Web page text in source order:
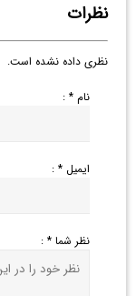
نظرات
نظری داده نشده است.
نام * :
ایمیل * :
نظر شما * :